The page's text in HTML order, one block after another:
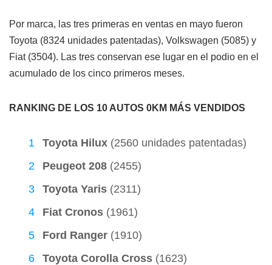
Por marca, las tres primeras en ventas en mayo fueron
Toyota (8324 unidades patentadas), Volkswagen (5085) y
Fiat (3504). Las tres conservan ese lugar en el podio en el
acumulado de los cinco primeros meses.
RANKING DE LOS 10 AUTOS 0KM MÁS VENDIDOS
Toyota Hilux (2560 unidades patentadas)
Peugeot 208 (2455)
Toyota Yaris (2311)
Fiat Cronos (1961)
Ford Ranger (1910)
Toyota Corolla Cross (1623)